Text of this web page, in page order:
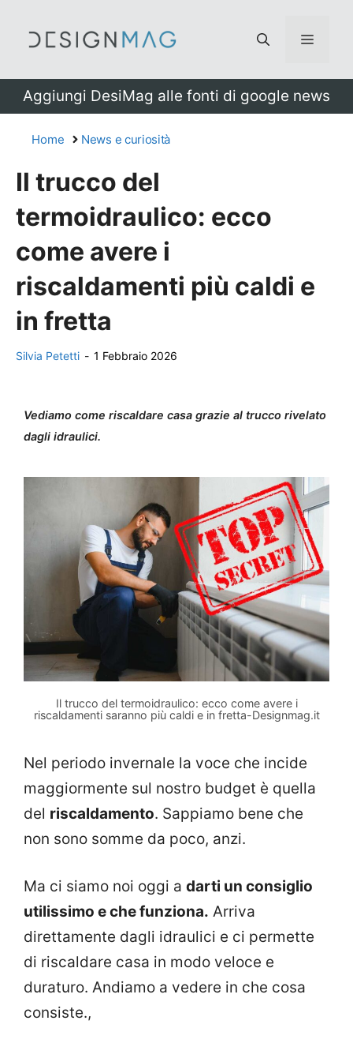
Menu
Aggiungi DesiMag alle fonti di google news
Home News e curiosità
Il trucco del
termoidraulico: ecco
come avere i
riscaldamenti più caldi e
in fretta
Silvia Petetti - 1 Febbraio 2026
Vediamo come riscaldare casa grazie al trucco rivelato
dagli idraulici.
Il trucco del termoidraulico: ecco come avere i
riscaldamenti saranno più caldi e in fretta-Designmag.it
Nel periodo invernale la voce che incide
maggiormente sul nostro budget è quella
del riscaldamento. Sappiamo bene che
non sono somme da poco, anzi.
Ma ci siamo noi oggi a darti un consiglio
utilissimo e che funziona. Arriva
direttamente dagli idraulici e ci permette
di riscaldare casa in modo veloce e
duraturo. Andiamo a vedere in che cosa
consiste.,